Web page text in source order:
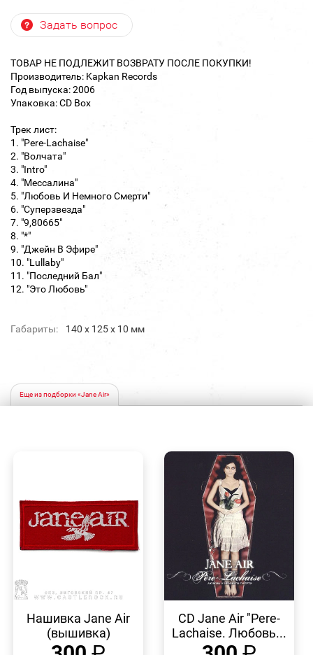
Задать вопрос
ТОВАР НЕ ПОДЛЕЖИТ ВОЗВРАТУ ПОСЛЕ ПОКУПКИ!
Производитель: Kapkan Records
Год выпуска: 2006
Упаковка: CD Box
Трек лист:
1. "Pere-Lachaise"
2. "Волчата"
3. "Intro"
4. "Мессалина"
5. "Любовь И Немного Смерти"
6. "Суперзвезда"
7. "9,80665"
8. "*"
9. "Джейн В Эфире"
10. "Lullaby"
11. "Последний Бал"
12. "Это Любовь"
Габариты: 140 х 125 х 10 мм
Еще из подборки «Jane Air»
ПРОСМОТР
Нашивка Jane Air
(вышивка)
ПРОСМОТР
CD Jane Air "Pere-
Laсhaise. Любовь...